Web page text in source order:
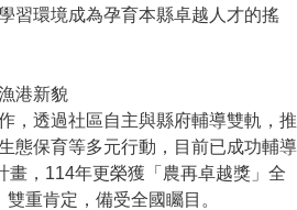
習環境成為孕育本縣卓越人才的搖
港新貌
，透過社區自主與縣府輔導雙軌，推
態保育等多元行動，目前已成功輔導
畫，114年更榮獲「農再卓越獎」全
重肯定，備受全國矚目。